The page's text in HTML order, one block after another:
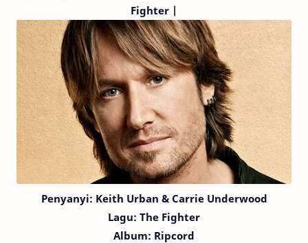
Fighter |
Penyanyi: Keith Urban & Carrie Underwood
Lagu: The Fighter
Album: Ripcord